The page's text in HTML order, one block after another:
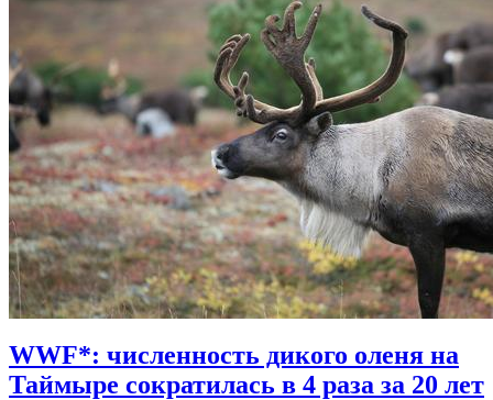
WWF*: численность дикого оленя на
Таймыре сократилась в 4 раза за 20 лет